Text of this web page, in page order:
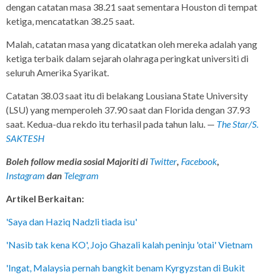
dengan catatan masa 38.21 saat sementara Houston di tempat
ketiga, mencatatkan 38.25 saat.
Malah, catatan masa yang dicatatkan oleh mereka adalah yang
ketiga terbaik dalam sejarah olahraga peringkat universiti di
seluruh Amerika Syarikat.
Catatan 38.03 saat itu di belakang Lousiana State University
(LSU) yang memperoleh 37.90 saat dan Florida dengan 37.93
saat. Kedua-dua rekdo itu terhasil pada tahun lalu. — The Star/S.
SAKTESH
Boleh follow media sosial Majoriti di Twitter Facebook
Instagram dan Telegram
Artikel Berkaitan:
'Saya dan Haziq Nadzli tiada isu'
'Nasib tak kena KO', Jojo Ghazali kalah peninju 'otai' Vietnam
'Ingat, Malaysia pernah bangkit benam Kyrgyzstan di Bukit